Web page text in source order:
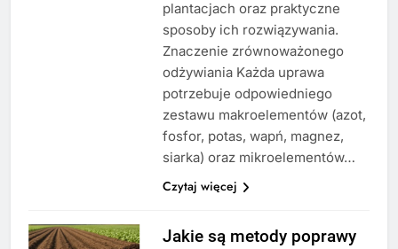
plantacjach oraz praktyczne
sposoby ich rozwiązywania.
Znaczenie zrównoważonego
odżywiania Każda uprawa
potrzebuje odpowiedniego
zestawu makroelementów (azot,
fosfor, potas, wapń, magnez,
siarka) oraz mikroelementów…
Czytaj więcej
Jakie są metody poprawy